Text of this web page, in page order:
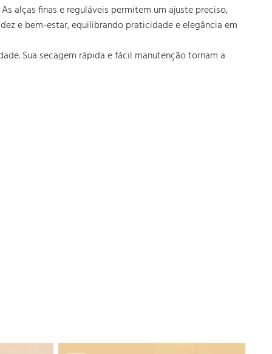
alças finas e reguláveis permitem um ajuste preciso,
e bem-estar, equilibrando praticidade e elegância em
Sua secagem rápida e fácil manutenção tornam a